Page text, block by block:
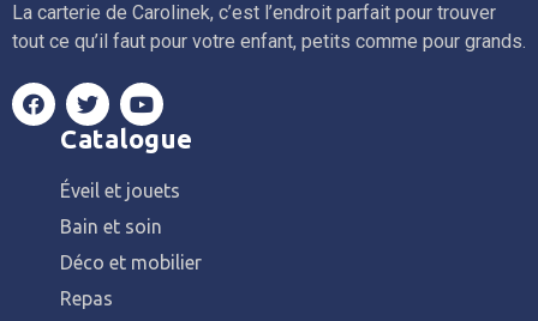
La carterie de Carolinek, c’est l’endroit parfait pour trouver
tout ce qu’il faut pour votre enfant, petits comme pour grands.
Catalogue
Éveil et jouets
Bain et soin
Déco et mobilier
Repas